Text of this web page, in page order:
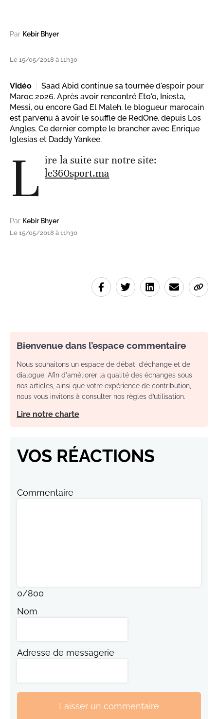
Par Kebir Bhyer
Le 15/05/2018 à 11h30
Vidéo
Saad Abid continue sa tournée d'espoir pour
Maroc 2026. Après avoir rencontré Eto'o, Iniesta,
Messi, ou encore Gad El Maleh, le blogueur marocain
est parvenu à avoir le souffle de RedOne, depuis Los
Angles. Ce dernier compte le brancher avec Enrique
Iglesias et Daddy Yankee.
L ire la suite sur notre site:
le360sport.ma
Par Kebir Bhyer
Le 15/05/2018 à 11h30
Bienvenue dans l’espace commentaire
Nous souhaitons un espace de débat, d’échange et de
dialogue. Afin d'améliorer la qualité des échanges sous
nos articles, ainsi que votre expérience de contribution,
nous vous invitons à consulter nos règles d’utilisation.
Lire notre charte
VOS RÉACTIONS
Commentaire
0/800
Nom
Adresse de messagerie
Laisser un commentaire